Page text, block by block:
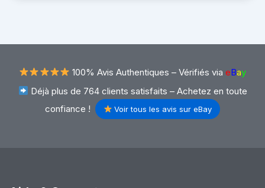
100% Avis Authentiques – Vérifiés via eBay
Déjà plus de 764 clients satisfaits – Achetez en toute
confiance !
Voir tous les avis sur eBay